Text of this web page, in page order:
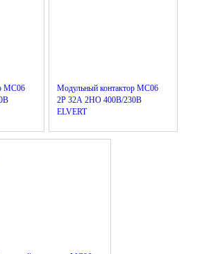
MC06
Модульный контактор MC06
2Р 32А 2НО 400B/230B
ELVERT